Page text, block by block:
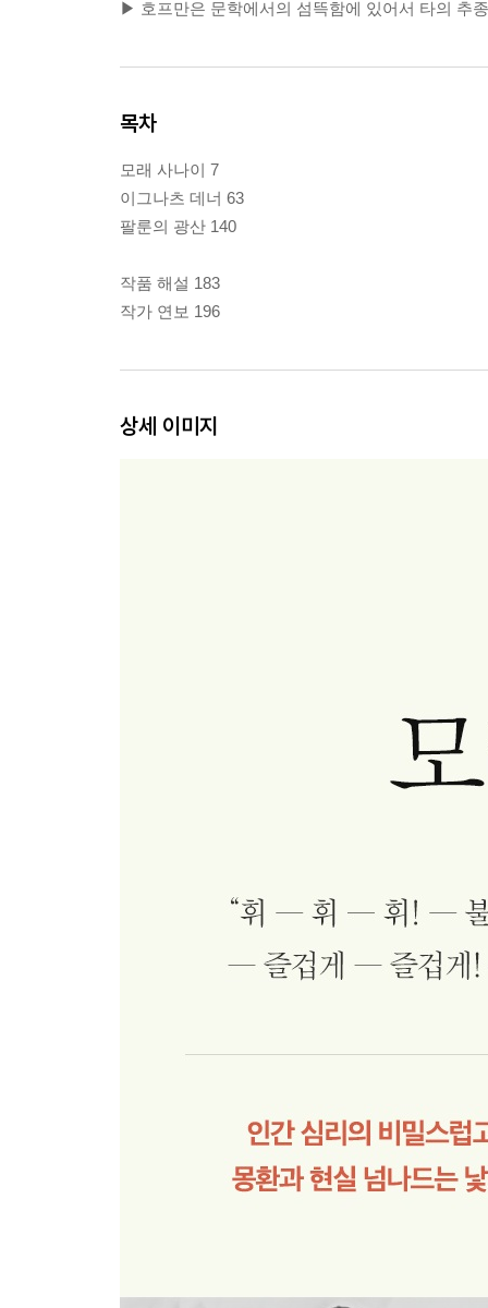
▶ 호프만은 문학에서의 섬뜩함에 있어서 타의 추
목차
모래 사나이 7
이그나츠 데너 63
팔룬의 광산 140
작품 해설 183
작가 연보 196
상세 이미지